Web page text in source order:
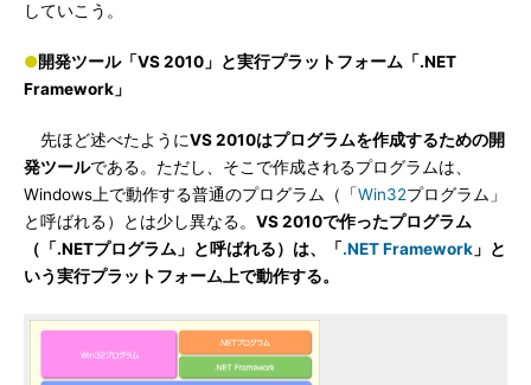
していこう。
●開発ツール「VS 2010」と実行プラットフォーム「.NET
Framework」
先ほど述べたようにVS 2010はプログラムを作成するための開
発ツールである。ただし、そこで作成されるプログラムは、
Windows上で動作する普通のプログラム（「Win32プログラム」
と呼ばれる）とは少し異なる。 VS 2010で作ったプログラム
（「.NETプログラム」と呼ばれる）は、「.NET Framework 」と
いう実行プラットフォーム上で動作する。